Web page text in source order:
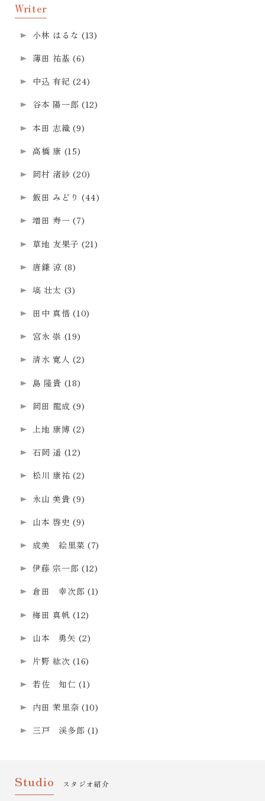
Writer
小林 はるな (13)
薄田 祐基 (6)
中込 有紀 (24)
谷本 陽一郎 (12)
本田 志織 (9)
高橋 康 (15)
岡村 渚紗 (20)
飯田 みどり (44)
増田 寿一 (7)
草地 友果子 (21)
唐鎌 涼 (8)
塙 壮太 (3)
田中 真悟 (10)
宮永 崇 (19)
清水 寛人 (2)
島 隆貴 (18)
岡田 龍成 (9)
上地 康博 (2)
石岡 遥 (12)
松川 康祐 (2)
永山 美貴 (9)
山本 啓史 (9)
成美 絵里菜 (7)
伊藤 宗一郎 (12)
倉田 幸次郎 (1)
梅田 真帆 (12)
山本 勇矢 (2)
片野 紘次 (16)
若佐 知仁 (1)
内田 茉里奈 (10)
三戸 渓多郎 (1)
Studio スタジオ紹介